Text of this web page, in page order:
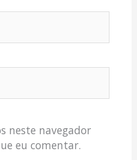
neste navegador
eu comentar.